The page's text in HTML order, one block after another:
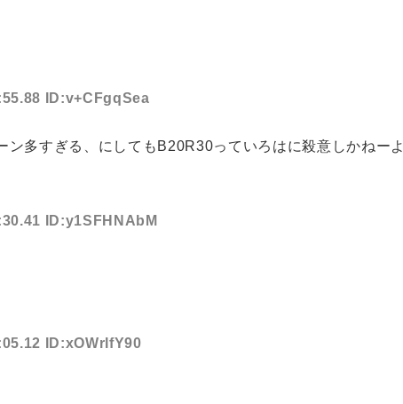
ID:v+CFgqSea
ン多すぎる、にしてもB20R30っていろはに殺意しかねーよ
ID:y1SFHNAbM
ID:xOWrIfY90